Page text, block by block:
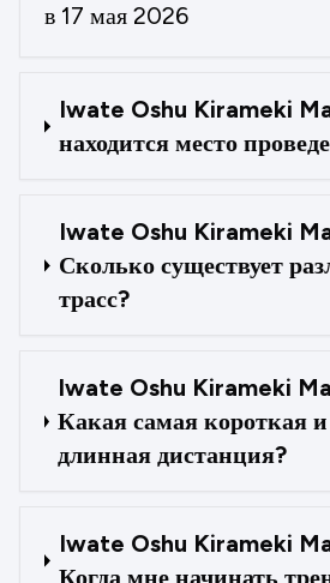
в 17 мая 2026
Iwate Oshu Kirameki
находится место
Iwate Oshu Kirameki
Сколько существует
трасс?
Iwate Oshu Kirameki
Какая самая короткая
длинная дистанция?
Iwate Oshu Kirameki